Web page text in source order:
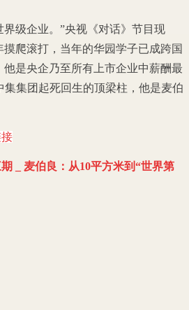
级企业。”央视《对话》节目现
爬滚打，当年的华园学子已成跨国
是央企乃至所有上市企业中薪酬最
集集团起死回生的顶梁柱，他是麦伯
_ 麦伯良：从10平方米到“世界第